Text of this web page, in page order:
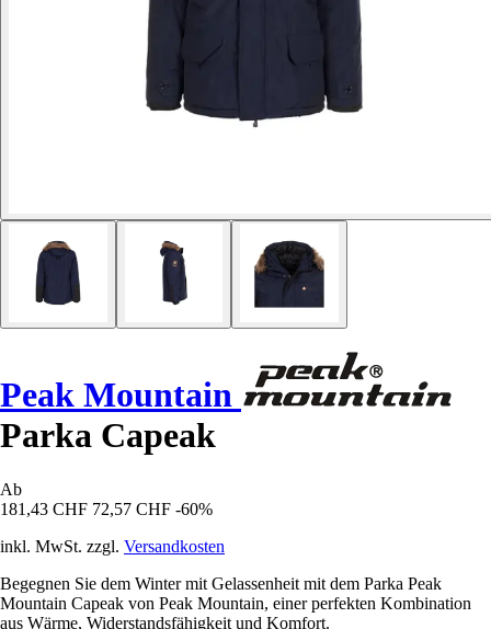
Peak Mountain
Parka Capeak
Ab
181,43 CHF 72,57 CHF -60%
inkl. MwSt. zzgl. Versandkosten
Begegnen Sie dem Winter mit Gelassenheit mit dem Parka Peak
Mountain Capeak von Peak Mountain, einer perfekten Kombination
aus Wärme, Widerstandsfähigkeit und Komfort.